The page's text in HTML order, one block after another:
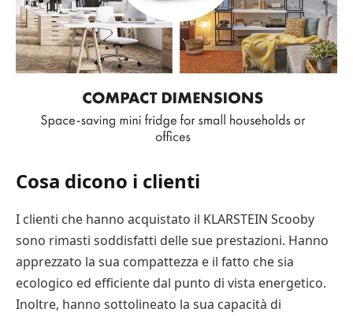
Cosa dicono i clienti
I clienti che hanno acquistato il KLARSTEIN Scooby
sono rimasti soddisfatti delle sue prestazioni. Hanno
apprezzato la sua compattezza e il fatto che sia
ecologico ed efficiente dal punto di vista energetico.
Inoltre, hanno sottolineato la sua capacità di